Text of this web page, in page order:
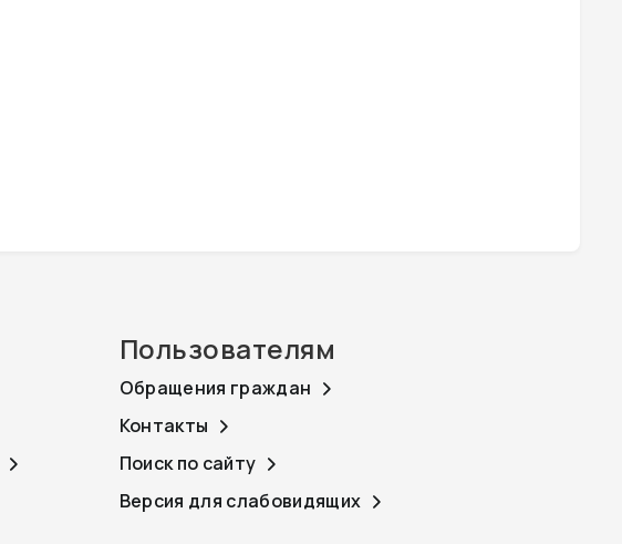
Пользователям
Обращения граждан
Контакты
Поиск по сайту
Версия для слабовидящих